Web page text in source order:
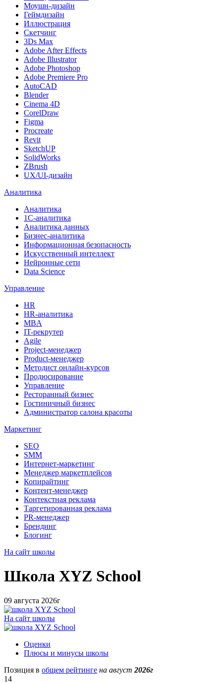
Моушн-дизайн
Геймдизайн
Иллюстрация
Скетчинг
3Ds Max
Adobe After Effects
Adobe Illustrator
Adobe Photoshop
Adobe Premiere Pro
AutoCAD
Blender
Cinema 4D
CorelDraw
Figma
Procreate
Revit
SketchUP
SolidWorks
ZBrush
UX/UI-дизайн
Аналитика
Аналитика
1С-аналитика
Аналитика данных
Бизнес-аналитика
Информационная безопасность
Искусственный интеллект
Нейронные сети
Data Science
Управление
HR
HR-аналитика
MBA
IT-рекрутер
Agile
Project-менеджер
Product-менеджер
Методист онлайн-курсов
Продюсирование
Управление
Ресторанный бизнес
Гостиничный бизнес
Администратор салона красоты
Маркетинг
SEO
SMM
Интернет-маркетинг
Менеджер маркетплейсов
Копирайтинг
Контент-менеджер
Контекстная реклама
Таргетированная реклама
PR-менеджер
Брендинг
Блогинг
На сайт школы
Школа XYZ School
09 августа 2026г
На сайт школы
Оценки
Плюсы и минусы школы
Позиция в общем рейтинге на август 2026г
14